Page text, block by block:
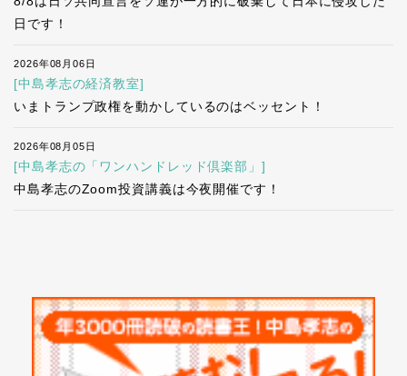
日です！
2026年08月06日
[中島孝志の経済教室]
いまトランプ政権を動かしているのはベッセント！
2026年08月05日
[中島孝志の「ワンハンドレッド倶楽部」]
中島孝志のZoom投資講義は今夜開催です！